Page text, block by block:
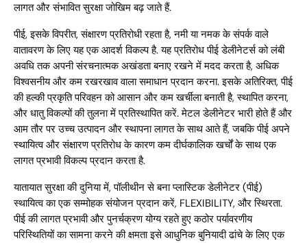
लागत और संभावित सुरक्षा जोखिम बढ़ जाते हैं.
पीई, इसके विपरीत, संक्षारण प्रतिरोधी रहता है, नमी या नमक के संपर्क वाले
वातावरण के लिए यह एक आदर्श विकल्प है. यह प्रतिरोध पीई डेलीनेटर्स को लंबी
अवधि तक अपनी संरचनात्मक अखंडता बनाए रखने में मदद करता है, अधिक
विश्वसनीय और कम रखरखाव वाला समाधान प्रदान करना. इसके अतिरिक्त, पीई
की हल्की प्रकृति परिवहन को आसान और कम खर्चीला बनाती है, स्थापित करना,
और धातु विकल्पों की तुलना में प्रतिस्थापित करें. मेटल डेलीनेटर भारी होते हैं और
आम तौर पर उच्च उत्पादन और स्थापना लागत के साथ आते हैं, जबकि पीई अपने
स्थायित्व और संक्षारण प्रतिरोध के कारण कम दीर्घकालिक खर्चों के साथ एक
लागत प्रभावी विकल्प प्रदान करता है.
यातायात सुरक्षा की दुनिया में, पॉलीथीन से बना प्लास्टिक डेलीनेटर (पीई)
स्थायित्व का एक सम्मोहक संयोजन प्रदान करें, FLEXIBILITY, और स्थिरता.
पीई की लागत प्रभावी और पुनर्चक्रण योग्य रहते हुए कठोर पर्यावरणीय
परिस्थितियों का सामना करने की क्षमता इसे आधुनिक बुनियादी ढांचे के लिए एक